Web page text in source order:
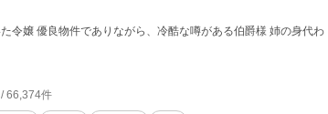
姉の身代わ
66,374件